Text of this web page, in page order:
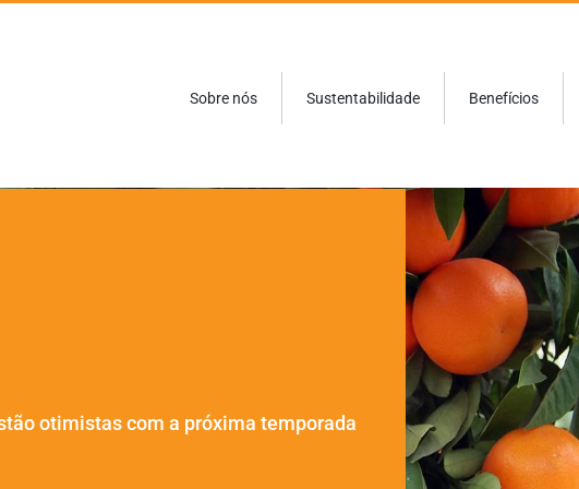
Sobre nós Sustentabilidade Benefícios
otimistas com a próxima temporada